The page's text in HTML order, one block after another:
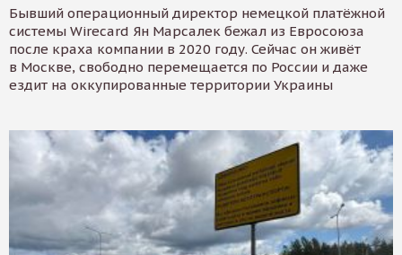
Бывший операционный директор немецкой платёжной
системы Wirecard Ян Марсалек бежал из Евросоюза
после краха компании в 2020 году. Сейчас он живёт
в Москве, свободно перемещается по России и даже
ездит на оккупированные территории Украины